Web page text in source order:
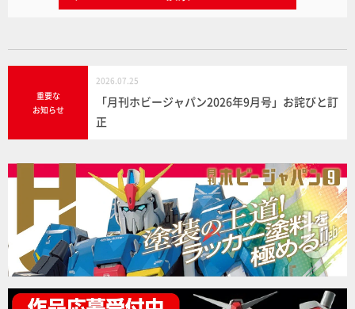
重要な
お知らせ
2026.07.25
「月刊ホビージャパン2026年9月号」お詫びと訂
正